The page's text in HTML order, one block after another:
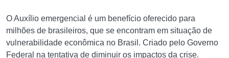
O Auxílio emergencial é um benefício oferecido para
milhões de brasileiros, que se encontram em situação de
vulnerabilidade econômica no Brasil. Criado pelo Governo
Federal na tentativa de diminuir os impactos da crise.